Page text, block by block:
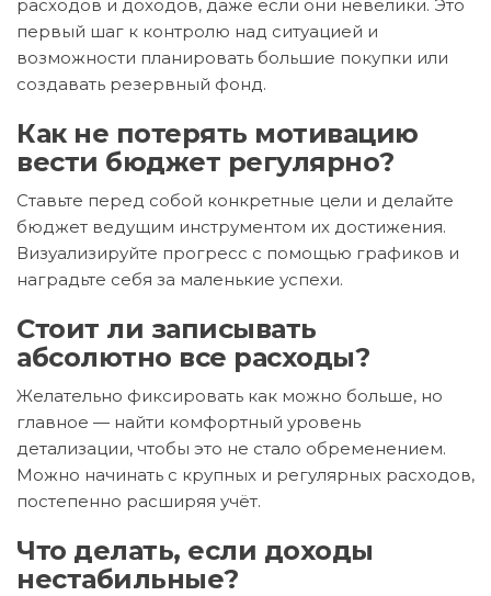
расходов и доходов, даже если они невелики. Это
первый шаг к контролю над ситуацией и
возможности планировать большие покупки или
создавать резервный фонд.
Как не потерять мотивацию
вести бюджет регулярно?
Ставьте перед собой конкретные цели и делайте
бюджет ведущим инструментом их достижения.
Визуализируйте прогресс с помощью графиков и
наградьте себя за маленькие успехи.
Стоит ли записывать
абсолютно все расходы?
Желательно фиксировать как можно больше, но
главное — найти комфортный уровень
детализации, чтобы это не стало обременением.
Можно начинать с крупных и регулярных расходов,
постепенно расширяя учёт.
Что делать, если доходы
нестабильные?